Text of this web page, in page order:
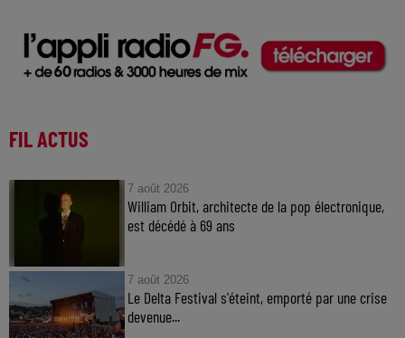
FIL ACTUS
7 août 2026
William Orbit, architecte de la pop électronique,
est décédé à 69 ans
7 août 2026
Le Delta Festival s'éteint, emporté par une crise
devenue...